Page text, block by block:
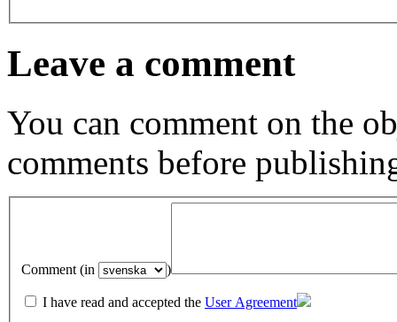
Leave a comment
You can comment on the
comments before
Comment (in )
I have read and accepted the User Agreement